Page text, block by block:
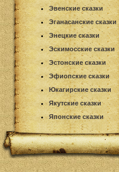
Эвенские сказки
Эганасанские сказки
Энецкие сказки
Эскимосские сказки
Эстонские сказки
Эфиопские сказки
Юкагирские сказки
Якутские сказки
Японские сказки